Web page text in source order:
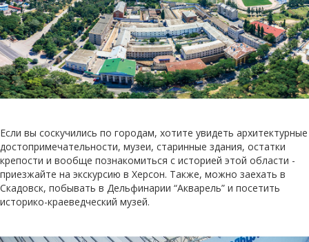
Если вы соскучились по городам, хотите увидеть архитектурные
достопримечательности, музеи, старинные здания, остатки
крепости и вообще познакомиться с историей этой области -
приезжайте на экскурсию в Херсон. Также, можно заехать в
Скадовск, побывать в Дельфинарии “Акварель” и посетить
историко-краеведческий музей.